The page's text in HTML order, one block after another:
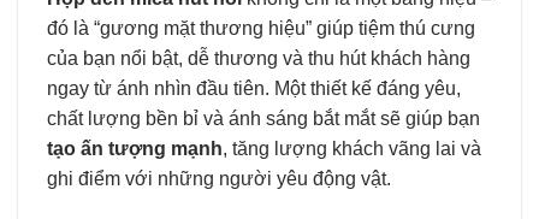
đó là “gương mặt thương hiệu” giúp tiệm thú cưng
của bạn nổi bật, dễ thương và thu hút khách hàng
ngay từ ánh nhìn đầu tiên. Một thiết kế đáng yêu,
chất lượng bền bỉ và ánh sáng bắt mắt sẽ giúp bạn
tạo ấn tượng mạnh, tăng lượng khách vãng lai và
ghi điểm với những người yêu động vật.